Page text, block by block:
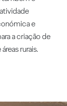
e
a criação de
rurais.